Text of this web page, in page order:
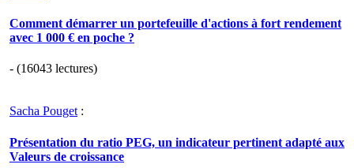
Comment démarrer un portefeuille d'actions à fort rendement
avec 1 000 € en poche ?
- (16043 lectures)
Sacha Pouget :
Présentation du ratio PEG, un indicateur pertinent adapté aux
Valeurs de croissance